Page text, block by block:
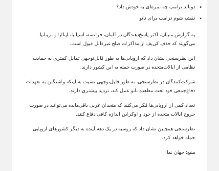
دونالد ترامپ چه نمره‌ای به خودش داد؟
نقشه شوم ترامپ برای ناتو
به گزارش منیبان، اکثر پاسخ‌دهندگان در آلمان، فرانسه، اسپانیا، ایتالیا و بریتانیا
می‌گویند که حذف کی‌یف از مذاکرات صلح غیرقابل قبول است.
این نظرسنجی نشان داد که اروپایی‌ها به طور قابل‌توجهی تمایل کمتری به حمایت
نظامی از ایالات‌متحده در صورت حمله به این کشور دارند.
شرکت‌کنندگان در نظرسنجی، به طور قابل‌توجهی نسبت به اینکه واشنگتن به تعهدات
دفاع‌جمعی خود تحت معاهده ناتو عمل کند، تردید بیشتری دارند.
تعداد کمی از اروپایی‌ها فکر می‌کنند که متحدان غربی باقی‌مانده می‌توانند در صورت
خروج ایالات متحده از خود و اوکراین اندازه کافی دفاع کنند.
نظرسنجی همچنین نشان داد که روسیه در یک دهه آینده به دیگر کشورهای اروپایی
حمله خواهد کرد.
منبع: جهان نما